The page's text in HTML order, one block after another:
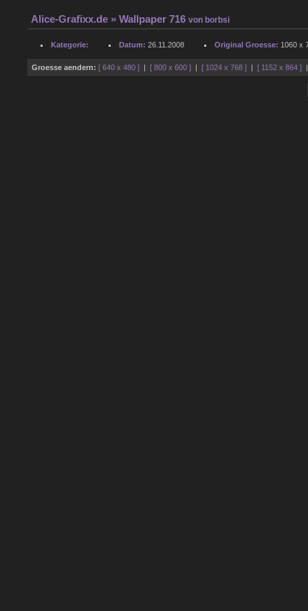
Alice-Grafixx.de » Wallpaper 716von borbsi
Kategorie: Datum: 26.11.2008 Original Groesse: 1060 x
Groesse aendern: [ 640 x 480 ] |[ 800 x 600 ] |[ 1024 x 768 ] |[ 1152 x 864 ]